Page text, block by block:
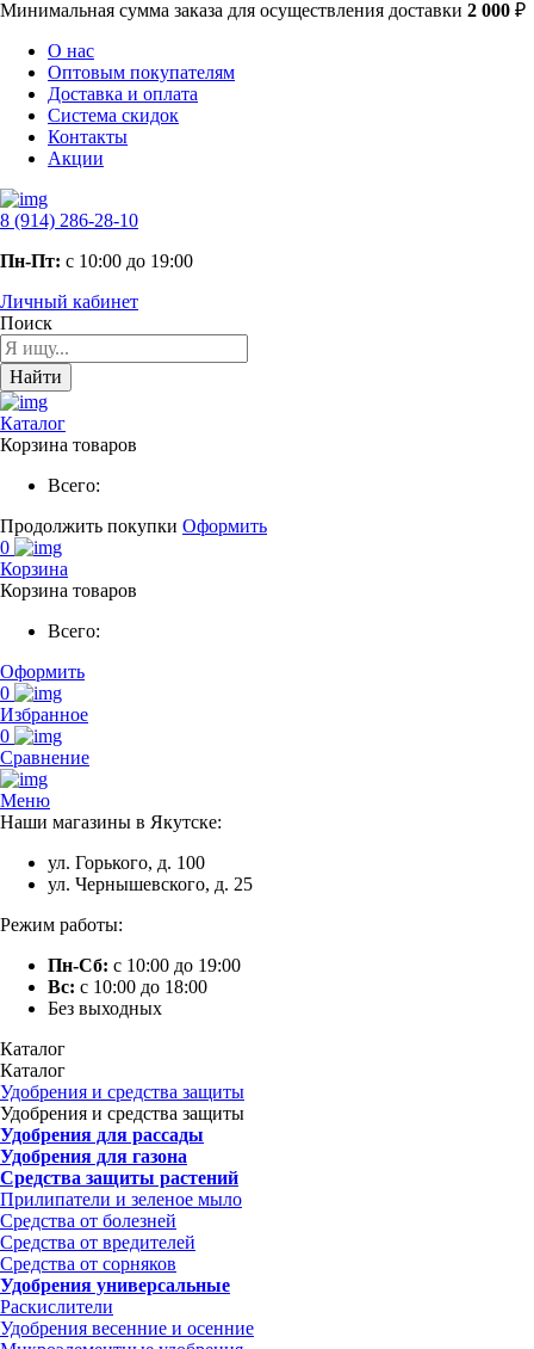
Минимальная сумма заказа для осуществления доставки 2 000 ₽
О нас
Оптовым покупателям
Доставка и оплата
Система скидок
Контакты
Акции
8 (914) 286-28-10
Пн-Пт: с 10:00 до 19:00
Личный кабинет
Поиск
Найти
Каталог
Корзина товаров
Всего:
Продолжить покупки Оформить
0
Корзина
Корзина товаров
Всего:
Оформить
0
Избранное
0
Сравнение
Меню
Наши магазины в Якутске:
ул. Горького, д. 100
ул. Чернышевского, д. 25
Режим работы:
Пн-Сб: с 10:00 до 19:00
Вс: с 10:00 до 18:00
Без выходных
Каталог
Каталог
Удобрения и средства защиты
Удобрения и средства защиты
Удобрения для рассады
Удобрения для газона
Средства защиты растений
Прилипатели и зеленое мыло
Средства от болезней
Средства от вредителей
Средства от сорняков
Удобрения универсальные
Раскислители
Удобрения весенние и осенние